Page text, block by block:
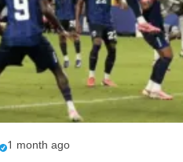
1 month ago